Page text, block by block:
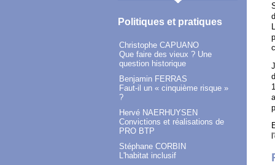
Politiques et pratiques
Christophe CAPUANO
Que faire des vieux ? Une
question historique
Benjamin FERRAS
Faut-il un « cinquième risque »
?
Hervé NAERHUYSEN
Convictions et réalisations de
PRO BTP
Stéphane CORBIN
L'habitat inclusif